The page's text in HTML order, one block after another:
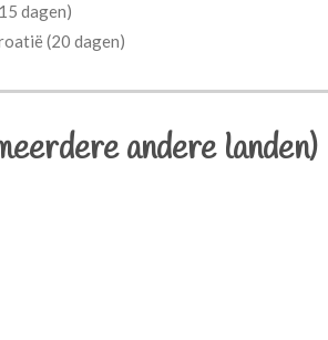
dagen)
(20 dagen)
andere landen)